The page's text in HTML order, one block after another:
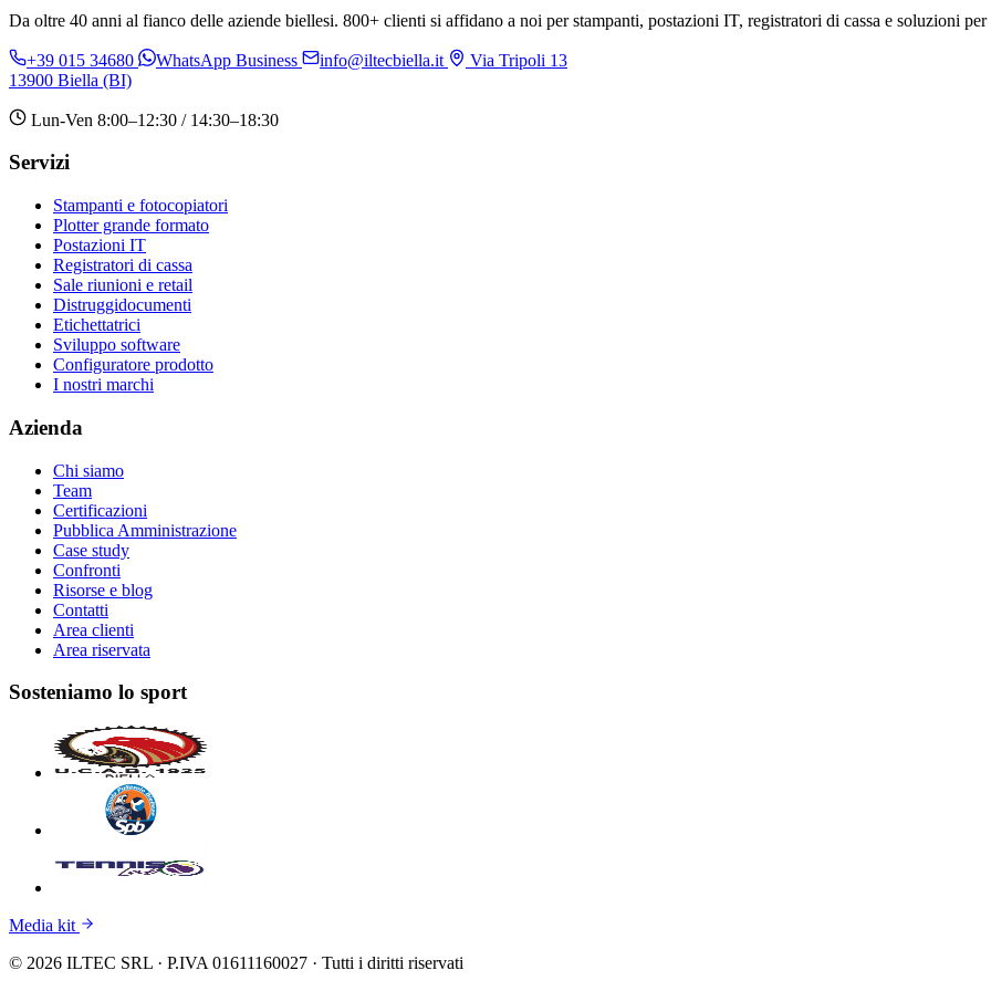
Da oltre 40 anni al fianco delle aziende biellesi. 800+ clienti si affidano a noi per stampanti, postazioni IT, registratori di cassa e soluzioni
+39 015 34680 WhatsApp Business info@iltecbiella.it
Via Tripoli 13
13900 Biella (BI)
Lun-Ven 8:00–12:30 / 14:30–18:30
Servizi
Stampanti e fotocopiatori
Plotter grande formato
Postazioni IT
Registratori di cassa
Sale riunioni e retail
Distruggidocumenti
Etichettatrici
Sviluppo software
Configuratore prodotto
I nostri marchi
Azienda
Chi siamo
Team
Certificazioni
Pubblica Amministrazione
Case study
Confronti
Risorse e blog
Contatti
Area clienti
Area riservata
Sosteniamo lo sport
Media kit
© 2026 ILTEC SRL · P.IVA 01611160027 · Tutti i diritti riservati